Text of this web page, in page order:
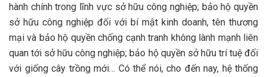
hành chính trong lĩnh vực sở hữu công nghiệp; bảo hộ quyền
sở hữu công nghiệp đối với bí mật kinh doanh, tên thương
mại và bảo hộ quyền chống cạnh tranh không lành mạnh liên
quan tới sở hữu công nghiệp; bảo hộ quyền sở hữu trí tuệ đối
với giống cây trồng mới… Có thể nói, cho đến nay, hệ thống